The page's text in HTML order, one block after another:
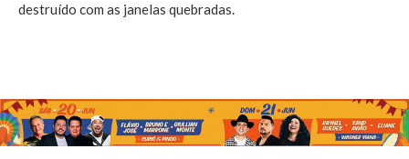
destruído com as janelas quebradas.